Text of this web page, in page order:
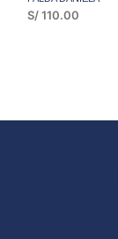
S/110.00